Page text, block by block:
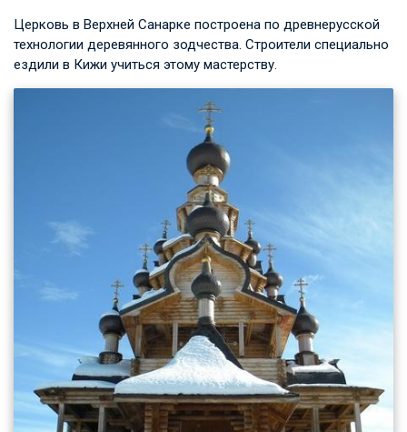
Церковь в Верхней Санарке построена по древнерусской
технологии деревянного зодчества. Строители специально
ездили в Кижи учиться этому мастерству.